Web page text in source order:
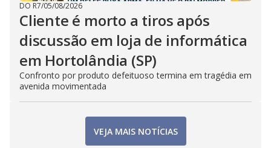
DO R7/05/08/2026
Cliente é morto a tiros após
discussão em loja de informática
em Hortolândia (SP)
Confronto por produto defeituoso termina em tragédia em
avenida movimentada
VEJA MAIS NOTÍCIAS